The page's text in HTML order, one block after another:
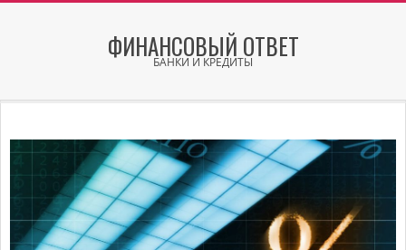
ФИНАНСОВЫЙ ОТВЕТ
БАНКИ И КРЕДИТЫ
Menu